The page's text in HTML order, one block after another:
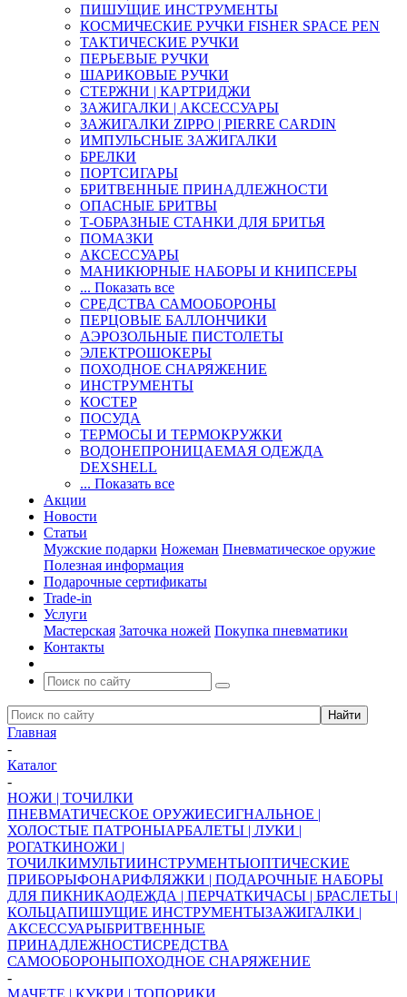
ПИШУЩИЕ ИНСТРУМЕНТЫ
КОСМИЧЕСКИЕ РУЧКИ FISHER SPACE PEN
ТАКТИЧЕСКИЕ РУЧКИ
ПЕРЬЕВЫЕ РУЧКИ
ШАРИКОВЫЕ РУЧКИ
СТЕРЖНИ | КАРТРИДЖИ
ЗАЖИГАЛКИ | АКСЕССУАРЫ
ЗАЖИГАЛКИ ZIPPO | PIERRE CARDIN
ИМПУЛЬСНЫЕ ЗАЖИГАЛКИ
БРЕЛКИ
ПОРТСИГАРЫ
БРИТВЕННЫЕ ПРИНАДЛЕЖНОСТИ
ОПАСНЫЕ БРИТВЫ
Т-ОБРАЗНЫЕ СТАНКИ ДЛЯ БРИТЬЯ
ПОМАЗКИ
АКСЕССУАРЫ
МАНИКЮРНЫЕ НАБОРЫ И КНИПСЕРЫ
... Показать все
СРЕДСТВА САМООБОРОНЫ
ПЕРЦОВЫЕ БАЛЛОНЧИКИ
АЭРОЗОЛЬНЫЕ ПИСТОЛЕТЫ
ЭЛЕКТРОШОКЕРЫ
ПОХОДНОЕ СНАРЯЖЕНИЕ
ИНСТРУМЕНТЫ
КОСТЕР
ПОСУДА
ТЕРМОСЫ И ТЕРМОКРУЖКИ
ВОДОНЕПРОНИЦАЕМАЯ ОДЕЖДА
DEXSHELL
... Показать все
Акции
Новости
Статьи
Мужские подарки Ножеман Пневматическое оружие
Полезная информация
Подарочные сертификаты
Trade-in
Услуги
Мастерская Заточка ножей Покупка пневматики
Контакты
Главная
-
Каталог
-
НОЖИ | ТОЧИЛКИ
ПНЕВМАТИЧЕСКОЕ ОРУЖИЕСИГНАЛЬНОЕ |
ХОЛОСТЫЕ ПАТРОНЫАРБАЛЕТЫ | ЛУКИ |
РОГАТКИНОЖИ |
ТОЧИЛКИМУЛЬТИИНСТРУМЕНТЫОПТИЧЕСКИЕ
ПРИБОРЫФОНАРИФЛЯЖКИ | ПОДАРОЧНЫЕ НАБОРЫ
ДЛЯ ПИКНИКАОДЕЖДА | ПЕРЧАТКИЧАСЫ | БРАСЛЕТЫ |
КОЛЬЦАПИШУЩИЕ ИНСТРУМЕНТЫЗАЖИГАЛКИ |
АКСЕССУАРЫБРИТВЕННЫЕ
ПРИНАДЛЕЖНОСТИСРЕДСТВА
САМООБОРОНЫПОХОДНОЕ СНАРЯЖЕНИЕ
-
МАЧЕТЕ | КУКРИ | ТОПОРИКИ